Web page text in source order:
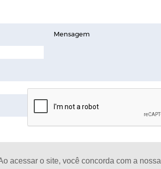
Mensagem
acessar o site, você concorda com a nossa